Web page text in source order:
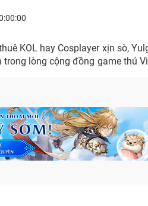
KOL hay Cosplayer xịn sò,
lòng cộng đồng game thủ